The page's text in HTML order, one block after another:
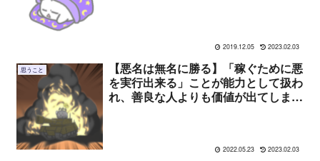
2019.12.05 2023.02.03
思うこと
【悪名は無名に勝る】「稼ぐために悪
を実行出来る」ことが能力として扱わ
れ、善良な人よりも価値が出てしまう
2022.05.23 2023.02.03